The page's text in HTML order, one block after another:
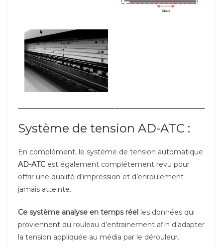
Système de tension AD-ATC :
En complément, le système de tension automatique
AD-ATC est également complétement revu pour
offrir une qualité d’impression et d’enroulement
jamais atteinte.
Ce système analyse en temps réel
les données qui
proviennent du rouleau d’entrainement afin d’adapter
la tension appliquée au média par le dérouleur.